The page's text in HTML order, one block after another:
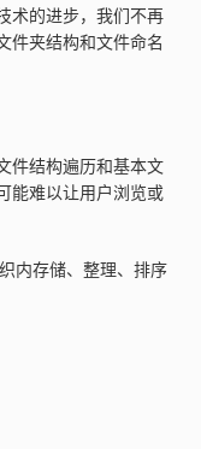
术的进步，我们不再
件夹结构和文件命名
件结构遍历和基本文
能难以让用户浏览或
内存储、整理、排序